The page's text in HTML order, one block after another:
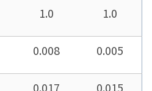
1.0 1.0
0.008 0.005
0.017 0.015